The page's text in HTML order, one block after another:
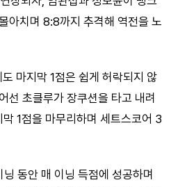
아치며 8:8까지 추격해 역전을 노
마지막 1점은 쉽게 허락되지 않
선 초클루가 장쿠션을 타고 내려
1점을 마무리하며 세트스코어 3
동안 매 이닝 득점에 성공하며